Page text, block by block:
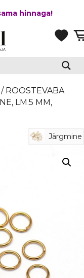
hinnaga!
/ ROOSTEVABA
LM.5 MM,
Järgmine